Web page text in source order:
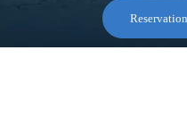
Reservation